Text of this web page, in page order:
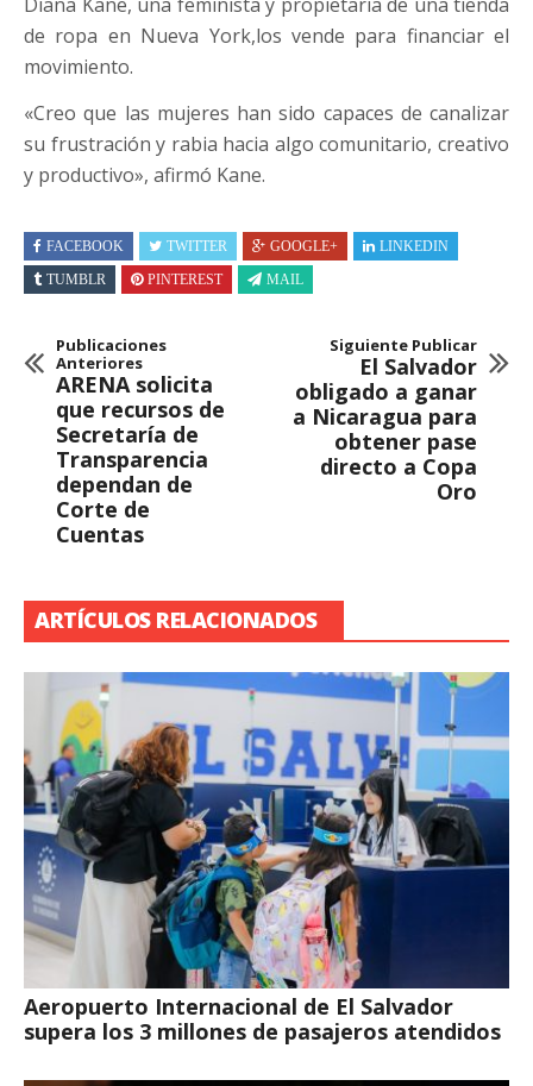
de ropa en Nueva York,los vende para financiar el
movimiento.
«Creo que las mujeres han sido capaces de canalizar
su frustración y rabia hacia algo comunitario, creativo
y productivo», afirmó Kane.
FACEBOOK TWITTER GOOGLE+
LINKEDIN
TUMBLR
PINTEREST MAIL
Publicaciones
Anteriores
ARENA solicita
que recursos de
Secretaría de
Transparencia
dependan de
Corte de
Cuentas
Siguiente Publicar
El Salvador
obligado a ganar
a Nicaragua para
obtener pase
directo a Copa
Oro
ARTÍCULOS RELACIONADOS
Aeropuerto Internacional de El Salvador
supera los 3 millones de pasajeros atendidos